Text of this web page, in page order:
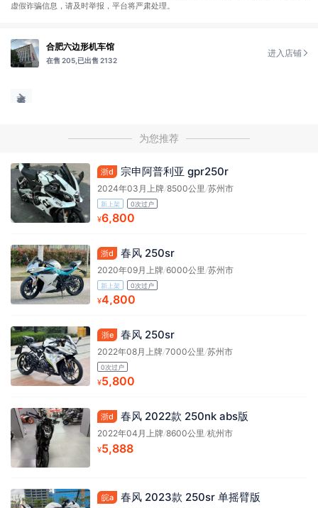
虚假诈骗信息，请及时举报，平台将严肃处理。
合肥六边形机车馆
在售 205, 已出售 2132
进入店铺
为您推荐
浙d 宗申阿普利亚 gpr250r
2024年03月上牌/8500公里/苏州市
新上架 0次过户
¥6,800
浙d 春风 250sr
2020年09月上牌/6000公里/苏州市
新上架 0次过户
¥4,800
浙e 春风 250sr
2022年08月上牌/7000公里/苏州市
0次过户
¥5,800
浙d 春风 2022款 250nk abs版
2022年04月上牌/8600公里/杭州市
¥5,888
皖a 春风 2023款 250sr 单摇臂版